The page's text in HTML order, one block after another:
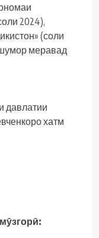
2024),
(соли
меравад
давлатии
хатм
ӯзгорӣ: